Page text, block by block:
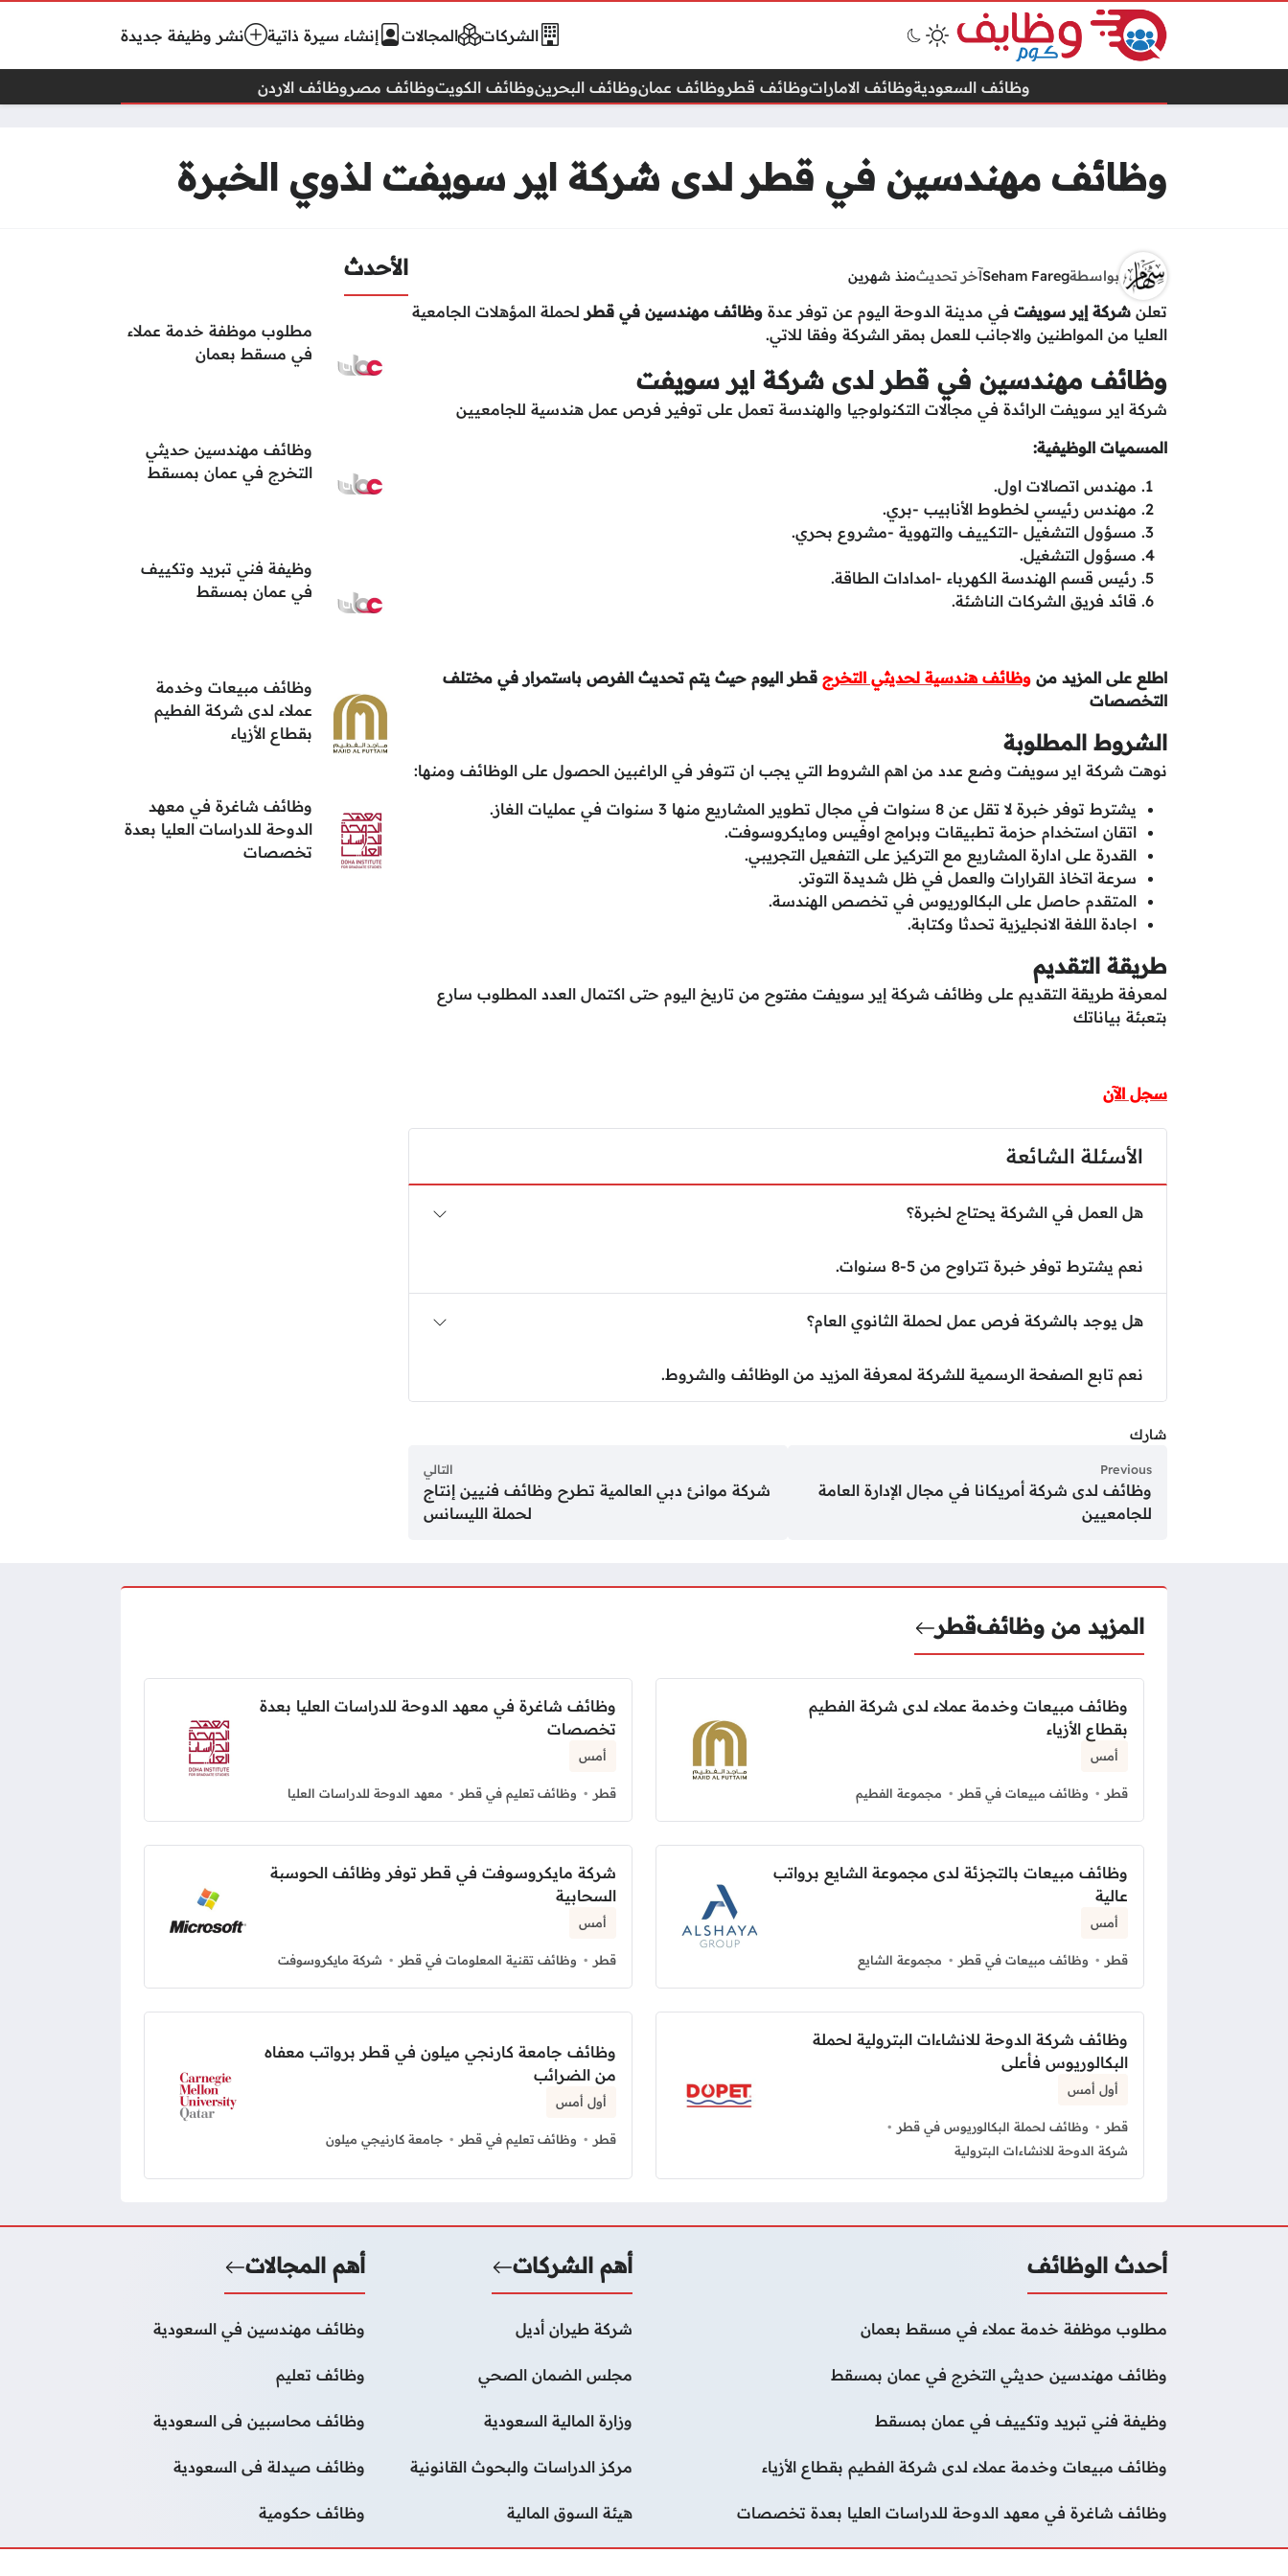
الشركات المجالات إنشاء سيرة ذاتية نشر وظيفة جديدة
وظائف السعوديةوظائف الاماراتوظائف قطروظائف عمانوظائف البحرينوظائف الكويتوظائف مصروظائف الاردن
وظائف مهندسين في قطر لدى شركة اير سويفت لذوي الخبرة
الأحدث
مطلوب موظفة خدمة عملاء
في مسقط بعمان
وظائف مهندسين حديثي
التخرج في عمان بمسقط
وظيفة فني تبريد وتكييف
في عمان بمسقط
وظائف مبيعات وخدمة
عملاء لدى شركة الفطيم
بقطاع الأزياء
وظائف شاغرة في معهد
الدوحة للدراسات العليا بعدة
تخصصات
بواسطةSeham Faregآخر تحديثمنذ شهرين
تعلن شركة إير سويفت في مدينة الدوحة اليوم عن توفر عدة وظائف مهندسين في قطر لحملة المؤهلات الجامعية
العليا من المواطنين والاجانب للعمل بمقر الشركة وفقا للاتي.
وظائف مهندسين في قطر لدى شركة اير سويفت
شركة اير سويفت الرائدة في مجالات التكنولوجيا والهندسة تعمل على توفير فرص عمل هندسية للجامعيين
المسميات الوظيفية:
مهندس اتصالات اول.
مهندس رئيسي لخطوط الأنابيب -بري.
مسؤول التشغيل -التكييف والتهوية -مشروع بحري.
مسؤول التشغيل.
رئيس قسم الهندسة الكهرباء -امدادات الطاقة.
قائد فريق الشركات الناشئة.
اطلع على المزيد من وظائف هندسية لحديثي التخرج قطر اليوم حيث يتم تحديث الفرص باستمرار في مختلف
التخصصات
الشروط المطلوبة
نوهت شركة اير سويفت وضع عدد من اهم الشروط التي يجب ان تتوفر في الراغبين الحصول على الوظائف ومنها:
يشترط توفر خبرة لا تقل عن 8 سنوات في مجال تطوير المشاريع منها 3 سنوات في عمليات الغاز.
اتقان استخدام حزمة تطبيقات وبرامج اوفيس ومايكروسوفت.
القدرة على ادارة المشاريع مع التركيز على التفعيل التجريبي.
سرعة اتخاذ القرارات والعمل في ظل شديدة التوتر.
المتقدم حاصل على البكالوريوس في تخصص الهندسة.
اجادة اللغة الانجليزية تحدثا وكتابة.
طريقة التقديم
لمعرفة طريقة التقديم على وظائف شركة إير سويفت مفتوح من تاريخ اليوم حتى اكتمال العدد المطلوب سارع
بتعبئة بياناتك
سجل الآن
الأسئلة الشائعة
هل العمل في الشركة يحتاج لخبرة؟
نعم يشترط توفر خبرة تتراوح من 5-8 سنوات.
هل يوجد بالشركة فرص عمل لحملة الثانوي العام؟
نعم تابع الصفحة الرسمية للشركة لمعرفة المزيد من الوظائف والشروط.
شارك
Previous
وظائف لدى شركة أمريكانا في مجال الإدارة العامة
للجامعيين
التالي
شركة موانئ دبي العالمية تطرح وظائف فنيين إنتاج
لحملة الليسانس
المزيد من وظائفقطر
وظائف مبيعات وخدمة عملاء لدى شركة الفطيم
بقطاع الأزياء
أمس
قطر وظائف مبيعات في قطر مجموعة الفطيم
وظائف شاغرة في معهد الدوحة للدراسات العليا بعدة
تخصصات
أمس
قطر وظائف تعليم في قطر معهد الدوحة للدراسات العليا
وظائف مبيعات بالتجزئة لدى مجموعة الشايع برواتب
عالية
أمس
قطر وظائف مبيعات في قطر مجموعة الشايع
شركة مايكروسوفت في قطر توفر وظائف الحوسبة
السحابية
أمس
قطر وظائف تقنية المعلومات في قطر شركة مايكروسوفت
وظائف شركة الدوحة للانشاءات البترولية لحملة
البكالوريوس فأعلى
أول أمس
قطر
وظائف لحملة البكالوريوس في قطر
شركة الدوحة للانشاءات البترولية
وظائف جامعة كارنجي ميلون في قطر برواتب معفاه
من الضرائب
أول أمس
قطر وظائف تعليم في قطر جامعة كارنيجي ميلون
أحدث الوظائف
مطلوب موظفة خدمة عملاء في مسقط بعمان
وظائف مهندسين حديثي التخرج في عمان بمسقط
وظيفة فني تبريد وتكييف في عمان بمسقط
وظائف مبيعات وخدمة عملاء لدى شركة الفطيم بقطاع الأزياء
وظائف شاغرة في معهد الدوحة للدراسات العليا بعدة تخصصات
أهم الشركات
شركة طيران أديل
مجلس الضمان الصحي
وزارة المالية السعودية
مركز الدراسات والبحوث القانونية
هيئة السوق المالية
أهم المجالات
وظائف مهندسين في السعودية
وظائف تعليم
وظائف محاسبين فى السعودية
وظائف صيدلة فى السعودية
وظائف حكومية